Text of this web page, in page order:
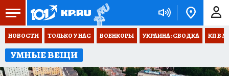
НОВОСТИ ТОЛЬКО У НАС ВОЕНКОРЫ УКРАИНА: СВОДКА КП В
УМНЫЕ ВЕЩИ